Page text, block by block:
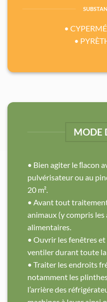
•
•
MODE
• Bien agiter le ﬂacon
pulvérisateur ou au
20 m².
• Avant tout
animaux (y compris
alimentaires.
• Ouvrir les fenêtres
ventiler durant toute la
• Traiter les endroits
notamment les
l’arrière des